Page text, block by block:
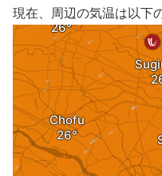
現在、周辺の気温は以下